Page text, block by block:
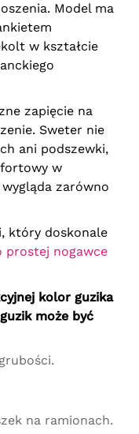
Model ma
w kształcie
zapięcie na
Sweter nie
ani podszewki,
w
zarówno
który doskonale
prostej nogawce
kolor guzika
może być
na ramionach.